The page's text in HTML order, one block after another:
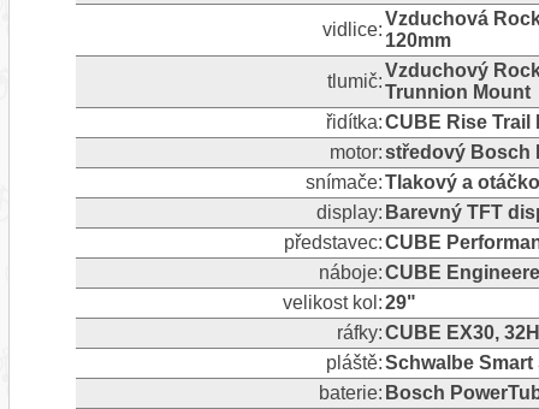
vidlice:
Vzduchová
120mm
tlumič:
Vzduchový
Trunnion Mount
řidítka:CUBE Rise Trail
motor:středový Bosch
snímače:Tlakový a
display: Barevný TFT
představec:CUBE
náboje:CUBE
velikost kol:29"
ráfky:CUBE EX30,
pláště:Schwalbe Smart
baterie: Bosch